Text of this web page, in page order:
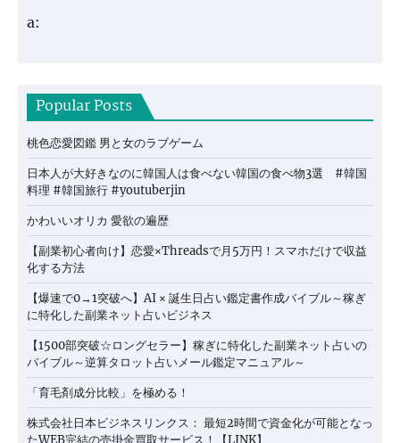
a:
Popular Posts
桃色恋愛図鑑 男と女のラブゲーム
日本人が大好きなのに韓国人は食べない韓国の食べ物3選 #韓国
料理 #韓国旅行 #youtuberjin
かわいいオリカ 愛欲の遍歴
【副業初心者向け】恋愛×Threadsで月5万円！スマホだけで収益
化する方法
【爆速で0→1突破へ】AI × 誕生日占い鑑定書作成バイブル～稼ぎ
に特化した副業ネット占いビジネス
【1500部突破☆ロングセラー】稼ぎに特化した副業ネット占いの
バイブル～逆算タロット占いメール鑑定マニュアル～
「育毛剤成分比較」を極める！
株式会社日本ビジネスリンクス： 最短2時間で資金化が可能となっ
たWEB完結の売掛金買取サービス！【LINK】